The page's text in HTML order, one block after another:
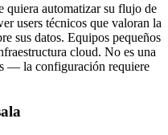
quiera automatizar su flujo de
users técnicos que valoran la
sus datos. Equipos pequeños
cloud. No es una
— la configuración requiere